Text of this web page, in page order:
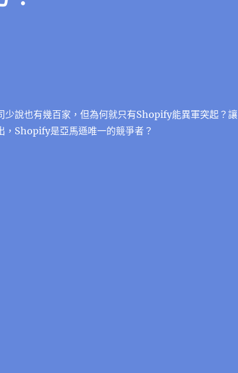
少說也有幾百家，但為何就只有Shopify能異軍突起？讓
，Shopify是亞馬遜唯一的競爭者？